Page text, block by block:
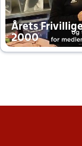
Årets
2000